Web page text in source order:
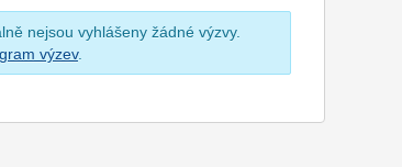
nejsou vyhlášeny žádné výzvy.
výzev.